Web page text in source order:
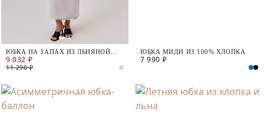
ЮБКА НА ЗАПАХ ИЗ ЛЬНЯНОЙ
ТКАНИ
9 032 ₽
11 290 ₽
ЮБКА МИДИ ИЗ 100% ХЛОПКА
7 990 ₽